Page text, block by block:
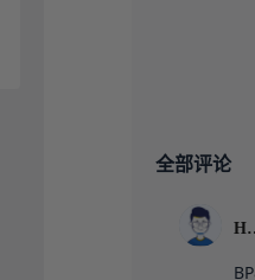
全部评论